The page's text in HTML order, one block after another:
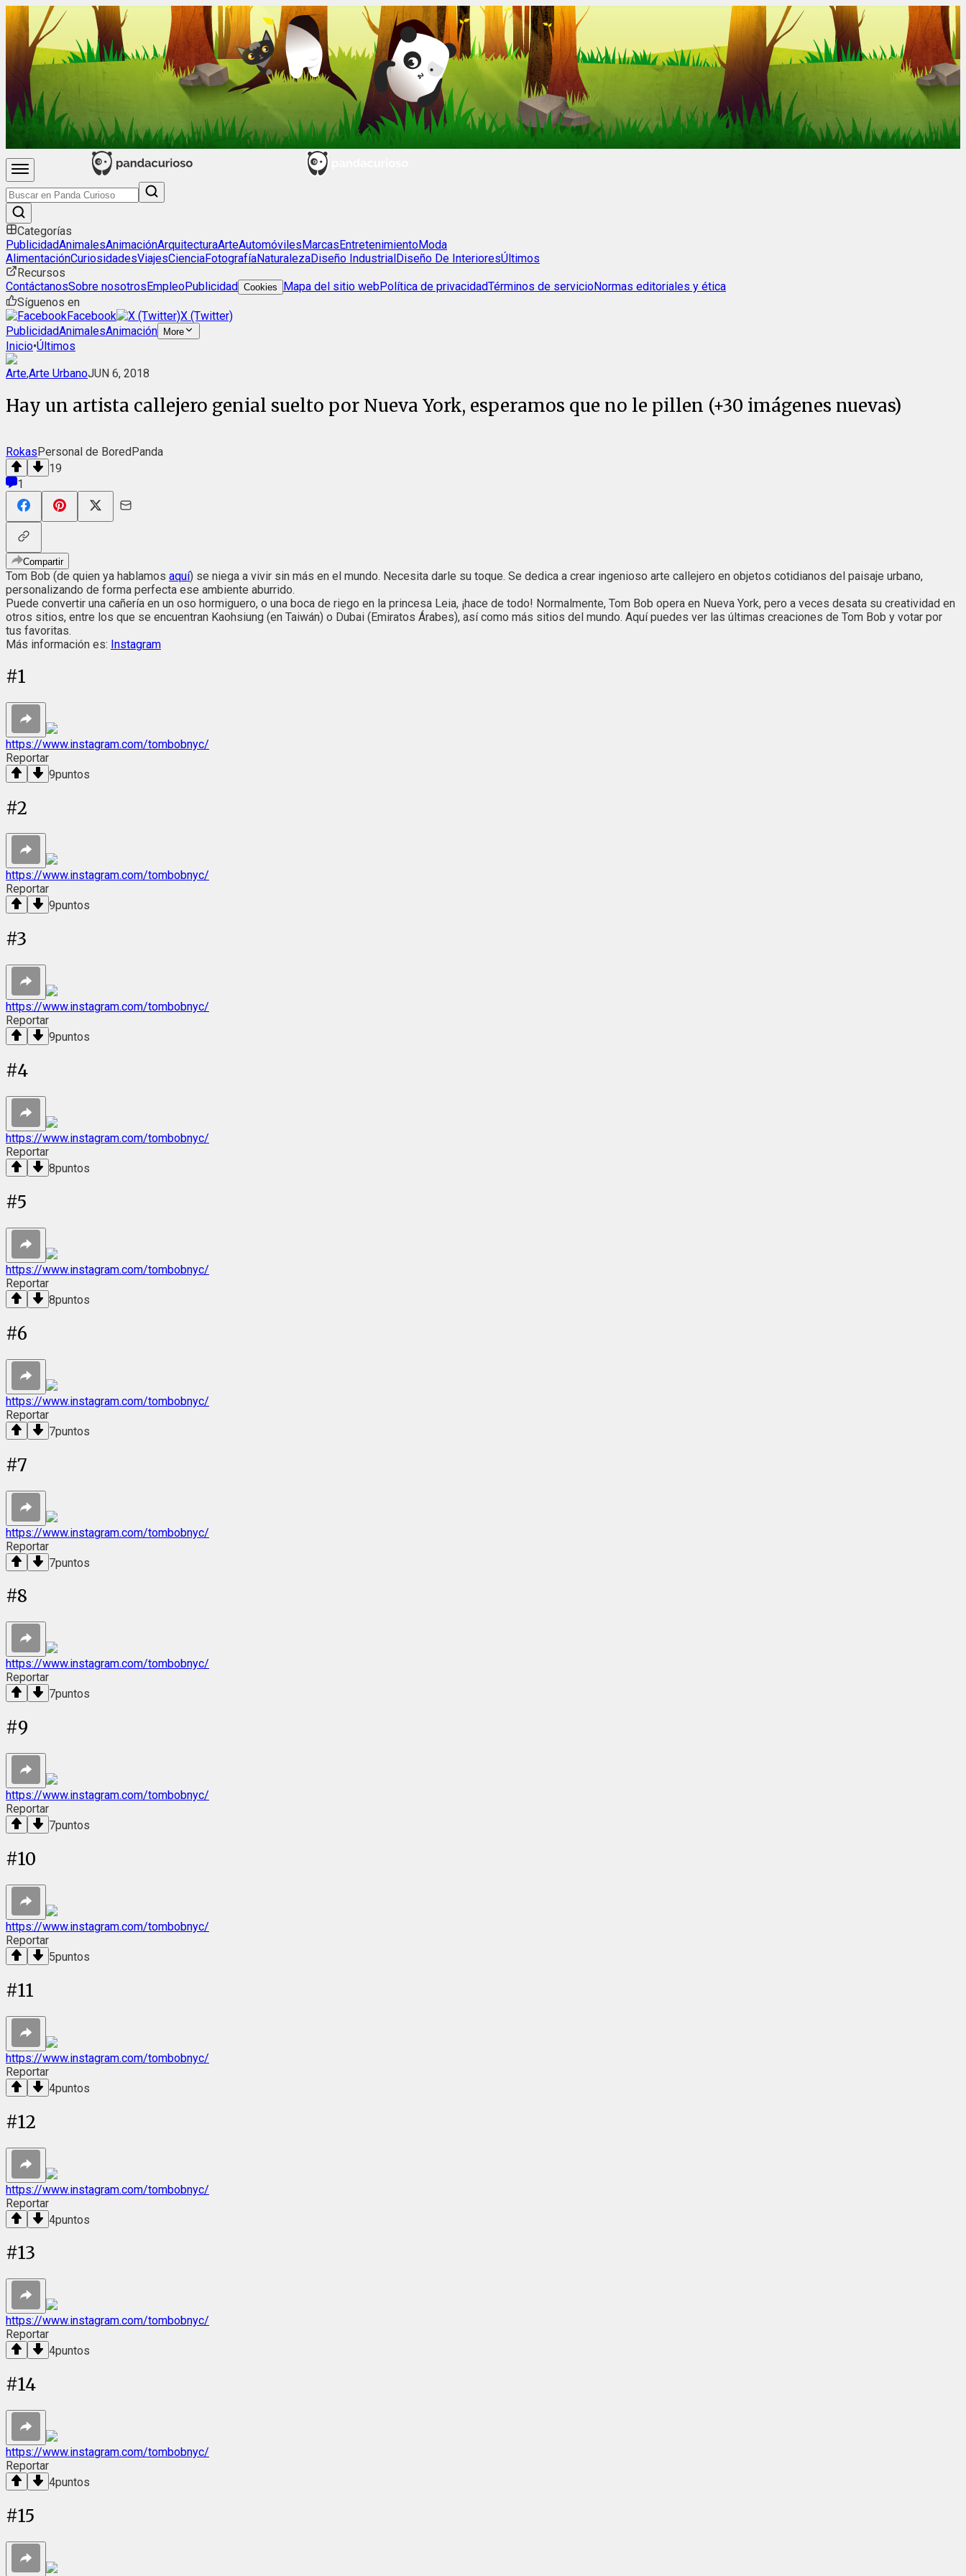
Categorías
PublicidadAnimalesAnimaciónArquitecturaArteAutomóvilesMarcasEntretenimientoModa
AlimentaciónCuriosidadesViajesCienciaFotografíaNaturalezaDiseño IndustrialDiseño De InterioresÚltimos
Recursos
ContáctanosSobre nosotrosEmpleoPublicidad Cookies Mapa del sitio webPolítica de privacidadTérminos de servicioNormas editoriales y ética
Síguenos en
Facebook
X (Twitter)
PublicidadAnimalesAnimación More
Inicio•Últimos
Arte,Arte UrbanoJUN 6, 2018
Hay un artista callejero genial suelto por Nueva York, esperamos que no le pillen (+30 imágenes nuevas)
RokasPersonal de BoredPanda
19
1
Compartir
Tom Bob (de quien ya hablamos aquí) se niega a vivir sin más en el mundo. Necesita darle su toque. Se dedica a crear ingenioso arte callejero en objetos cotidianos del paisaje urbano,
personalizando de forma perfecta ese ambiente aburrido.
Puede convertir una cañería en un oso hormiguero, o una boca de riego en la princesa Leia, ¡hace de todo! Normalmente, Tom Bob opera en Nueva York, pero a veces desata su creatividad en
otros sitios, entre los que se encuentran Kaohsiung (en Taiwán) o Dubai (Emiratos Árabes), así como más sitios del mundo. Aquí puedes ver las últimas creaciones de Tom Bob y votar por
tus favoritas.
Más información es: Instagram
#1
https://www.instagram.com/tombobnyc/
Reportar
9puntos
#2
https://www.instagram.com/tombobnyc/
Reportar
9puntos
#3
https://www.instagram.com/tombobnyc/
Reportar
9puntos
#4
https://www.instagram.com/tombobnyc/
Reportar
8puntos
#5
https://www.instagram.com/tombobnyc/
Reportar
8puntos
#6
https://www.instagram.com/tombobnyc/
Reportar
7puntos
#7
https://www.instagram.com/tombobnyc/
Reportar
7puntos
#8
https://www.instagram.com/tombobnyc/
Reportar
7puntos
#9
https://www.instagram.com/tombobnyc/
Reportar
7puntos
#10
https://www.instagram.com/tombobnyc/
Reportar
5puntos
#11
https://www.instagram.com/tombobnyc/
Reportar
4puntos
#12
https://www.instagram.com/tombobnyc/
Reportar
4puntos
#13
https://www.instagram.com/tombobnyc/
Reportar
4puntos
#14
https://www.instagram.com/tombobnyc/
Reportar
4puntos
#15